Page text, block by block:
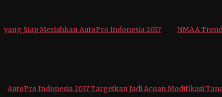
yang Siap Meriahkan AutoPro Indonesia 2017 NMAA
AutoPro Indonesia 2017 Targetkan Jadi Acuan Modifikasi